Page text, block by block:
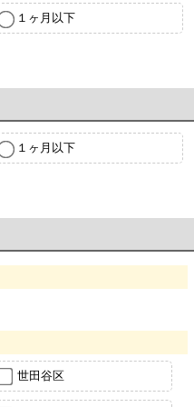
１ヶ月以下
１ヶ月以下
世田谷区